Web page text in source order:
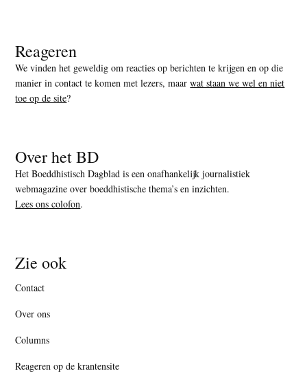
Reageren
We vinden het geweldig om reacties op berichten te krijgen en op die
manier in contact te komen met lezers, maarwat staan we wel en niet
toe op de site?
Over het BD
Het Boeddhistisch Dagblad is een onafhankelijk journalistiek
webmagazine over boeddhistische thema’s en inzichten.
Lees ons colofon.
Zie ook
Contact
Over ons
Columns
Reageren op de krantensite